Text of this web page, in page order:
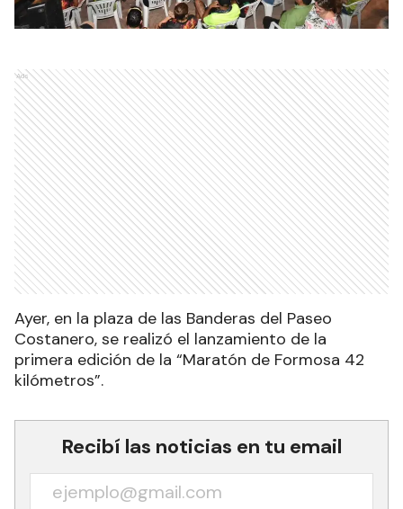
Ads
Ayer, en la plaza de las Banderas del Paseo
Costanero, se realizó el lanzamiento de la
primera edición de la “Maratón de Formosa 42
kilómetros”.
Recibí las noticias en tu email